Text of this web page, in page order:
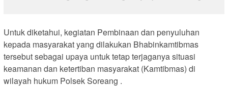
Untuk diketahui, kegiatan Pembinaan dan penyuluhan
kepada masyarakat yang dilakukan Bhabinkamtibmas
tersebut sebagai upaya untuk tetap terjaganya situasi
keamanan dan ketertiban masyarakat (Kamtibmas) di
wilayah hukum Polsek Soreang .